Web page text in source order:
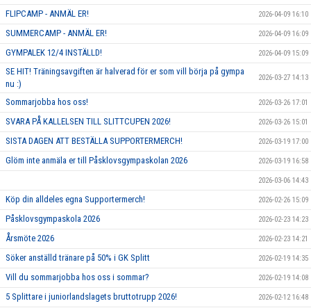
FLIPCAMP - ANMÄL ER! 2026-04-09 16:10
SUMMERCAMP - ANMÄL ER! 2026-04-09 16:09
GYMPALEK 12/4 INSTÄLLD! 2026-04-09 15:09
SE HIT! Träningsavgiften är halverad för er som vill börja på gympa
nu :)
2026-03-27 14:13
Sommarjobba hos oss! 2026-03-26 17:01
SVARA PÅ KALLELSEN TILL SLITTCUPEN 2026! 2026-03-26 15:01
SISTA DAGEN ATT BESTÄLLA SUPPORTERMERCH! 2026-03-19 17:00
Glöm inte anmäla er till Påsklovsgympaskolan 2026 2026-03-19 16:58
2026-03-06 14:43
Köp din alldeles egna Supportermerch! 2026-02-26 15:09
Påsklovsgympaskola 2026 2026-02-23 14:23
Årsmöte 2026 2026-02-23 14:21
Söker anställd tränare på 50% i GK Splitt 2026-02-19 14:35
Vill du sommarjobba hos oss i sommar? 2026-02-19 14:08
5 Splittare i juniorlandslagets bruttotrupp 2026! 2026-02-12 16:48